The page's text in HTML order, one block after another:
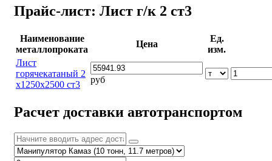
Прайс-лист: Лист г/к 2 ст3
Наименование
металлопроката
Цена
Ед.
изм.
Лист
горячекатаный 2
х1250х2500 ст3
руб
Расчет доставки автотранспортом